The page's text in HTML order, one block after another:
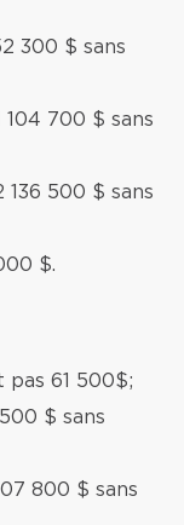
300 $ sans
104 700 $ sans
136 500 $ sans
$.
pas 61 500$;
$ sans
800 $ sans